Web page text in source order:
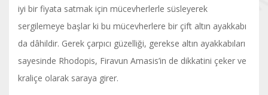
iyi bir fiyata satmak için mücevherlerle süsleyerek
sergilemeye başlar ki bu mücevherlere bir çift altın ayakkabı
da dâhildir. Gerek çarpıcı güzelliği, gerekse altın ayakkabıları
sayesinde Rhodopis, Firavun Amasis’in de dikkatini çeker ve
kraliçe olarak saraya girer.